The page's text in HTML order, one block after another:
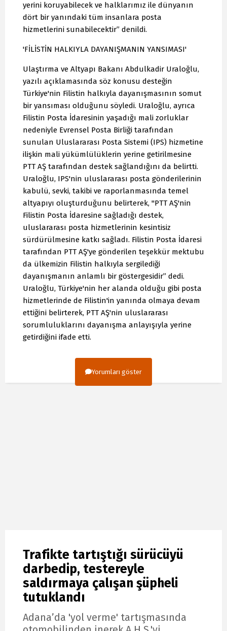
yerini koruyabilecek ve halklarımız ile dünyanın
dört bir yanındaki tüm insanlara posta
hizmetlerini sunabilecektir” denildi.
'FİLİSTİN HALKIYLA DAYANIŞMANIN YANSIMASI'
Ulaştırma ve Altyapı Bakanı Abdulkadir Uraloğlu,
yazılı açıklamasında söz konusu desteğin
Türkiye'nin Filistin halkıyla dayanışmasının somut
bir yansıması olduğunu söyledi. Uraloğlu, ayrıca
Filistin Posta İdaresinin yaşadığı mali zorluklar
nedeniyle Evrensel Posta Birliği tarafından
sunulan Uluslararası Posta Sistemi (IPS) hizmetine
ilişkin mali yükümlülüklerin yerine getirilmesine
PTT AŞ tarafından destek sağlandığını da belirtti.
Uraloğlu, IPS'nin uluslararası posta gönderilerinin
kabulü, sevki, takibi ve raporlanmasında temel
altyapıyı oluşturduğunu belirterek, "PTT AŞ'nin
Filistin Posta İdaresine sağladığı destek,
uluslararası posta hizmetlerinin kesintisiz
sürdürülmesine katkı sağladı. Filistin Posta İdaresi
tarafından PTT AŞ'ye gönderilen teşekkür mektubu
da ülkemizin Filistin halkıyla sergilediği
dayanışmanın anlamlı bir göstergesidir” dedi.
Uraloğlu, Türkiye'nin her alanda olduğu gibi posta
hizmetlerinde de Filistin'in yanında olmaya devam
ettiğini belirterek, PTT AŞ'nin uluslararası
sorumluluklarını dayanışma anlayışıyla yerine
getirdiğini ifade etti.
Yorumları göster
Trafikte tartıştığı sürücüyü
darbedip, testereyle
saldırmaya çalışan şüpheli
tutuklandı
Adana’da 'yol verme' tartışmasında